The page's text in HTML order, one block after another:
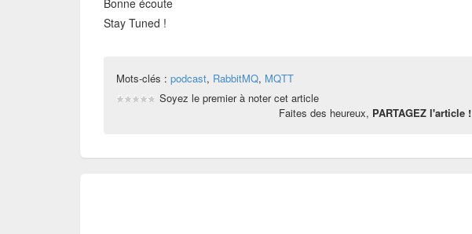
Bonne écoute
Stay Tuned !
Mots-clés : podcast, RabbitMQ, MQTT
Soyez le premier à noter cet article
Faites des heureux, PARTAGEZ l'article !